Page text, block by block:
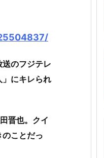
のフジテレ
」にキレられ
晋也。クイ
ことだっ